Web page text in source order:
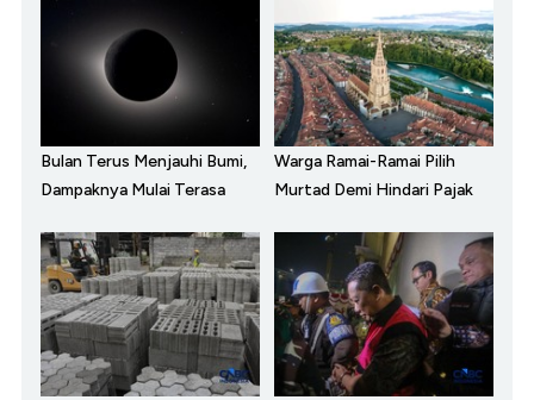
Bulan Terus Menjauhi Bumi,
Dampaknya Mulai Terasa
Warga Ramai-Ramai Pilih
Murtad Demi Hindari Pajak